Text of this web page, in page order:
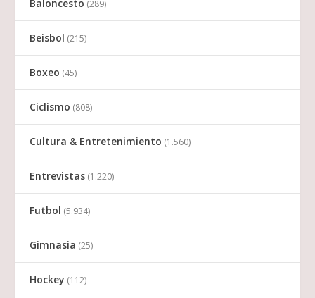
Baloncesto (289)
Beisbol (215)
Boxeo (45)
Ciclismo (808)
Cultura & Entretenimiento (1.560)
Entrevistas (1.220)
Futbol (5.934)
Gimnasia (25)
Hockey (112)